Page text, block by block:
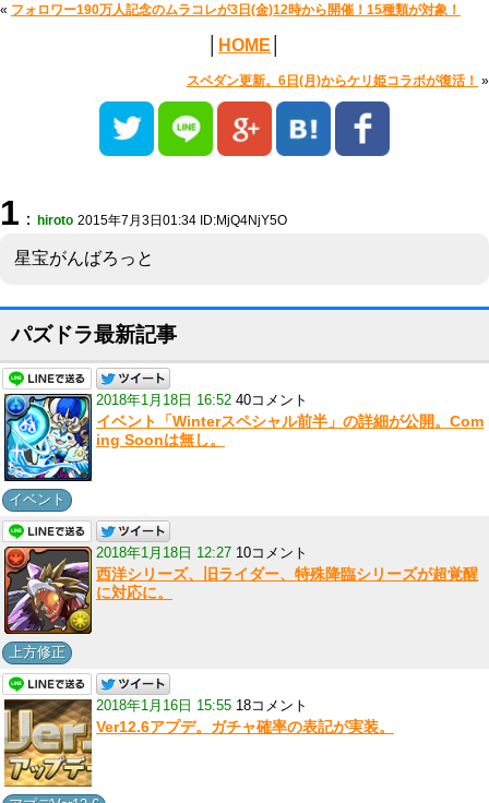
« フォロワー190万人記念のムラコレが3日(金)12時から開催！15種類が対象！
HOME
スペダン更新。6日(月)からケリ姫コラボが復活！ »
1 ： hiroto 2015年7月3日01:34 ID:MjQ4NjY5O
星宝がんばろっと
パズドラ最新記事
2018年1月18日 16:52 40コメント
イベント「Winterスペシャル前半」の詳細が公開。Com
ing Soonは無し。
イベント
2018年1月18日 12:27 10コメント
西洋シリーズ、旧ライダー、特殊降臨シリーズが超覚醒
に対応に。
上方修正
2018年1月16日 15:55 18コメント
Ver12.6アプデ。ガチャ確率の表記が実装。